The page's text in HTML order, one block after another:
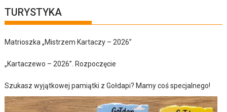
TURYSTYKA
Matrioszka „Mistrzem Kartaczy – 2026”
„Kartaczewo – 2026”. Rozpoczęcie
Szukasz wyjątkowej pamiątki z Gołdapi? Mamy coś specjalnego!